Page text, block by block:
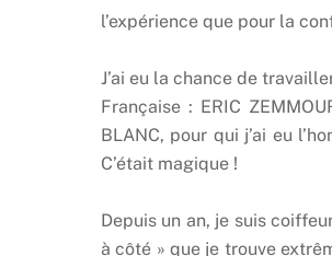
l’expérience que pour la
J’ai eu la chance de
Française : ERIC
BLANC, pour qui j’ai eu
C’était magique !
Depuis un an, je suis
à côté » que je trouve